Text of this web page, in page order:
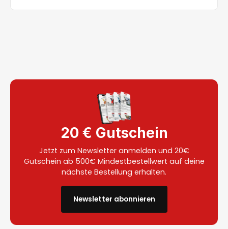
20 € Gutschein
Jetzt zum Newsletter anmelden und 20€
Gutschein ab 500€ Mindestbestellwert auf deine
nächste Bestellung erhalten.
Newsletter abonnieren